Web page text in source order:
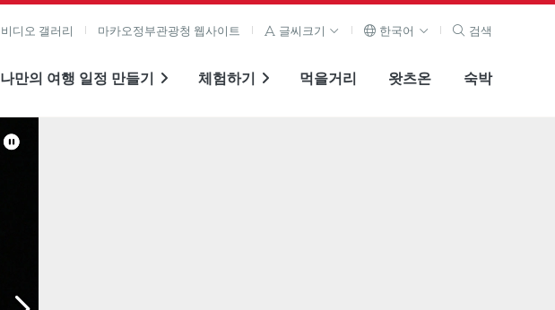
비디오 갤러리 마카오정부관광청 웹사이트 글씨크기 한국어 검색
나만의 여행 일정 만들기 체험하기 먹을거리 왓츠온 숙박